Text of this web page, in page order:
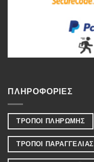
ΠΛΗΡΟΦΟΡΙΕΣ
ΤΡΟΠΟΙ ΠΛΗΡΩΜΗΣ
ΤΡΟΠΟΙ ΠΑΡΑΓΓΕΛΙΑΣ